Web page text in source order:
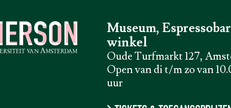
Museum,
winkel
Oude Turfmarkt 127,
Open van di t/m zo van
uur